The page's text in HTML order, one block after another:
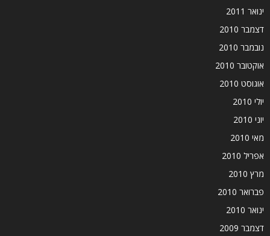
ינואר 2011
דצמבר 2010
נובמבר 2010
אוקטובר 2010
אוגוסט 2010
יולי 2010
יוני 2010
מאי 2010
אפריל 2010
מרץ 2010
פברואר 2010
ינואר 2010
דצמבר 2009